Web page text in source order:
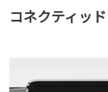
コネクティッド